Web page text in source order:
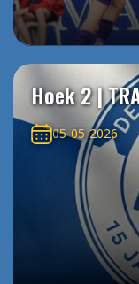
Hoek 2 |
05-05-2026